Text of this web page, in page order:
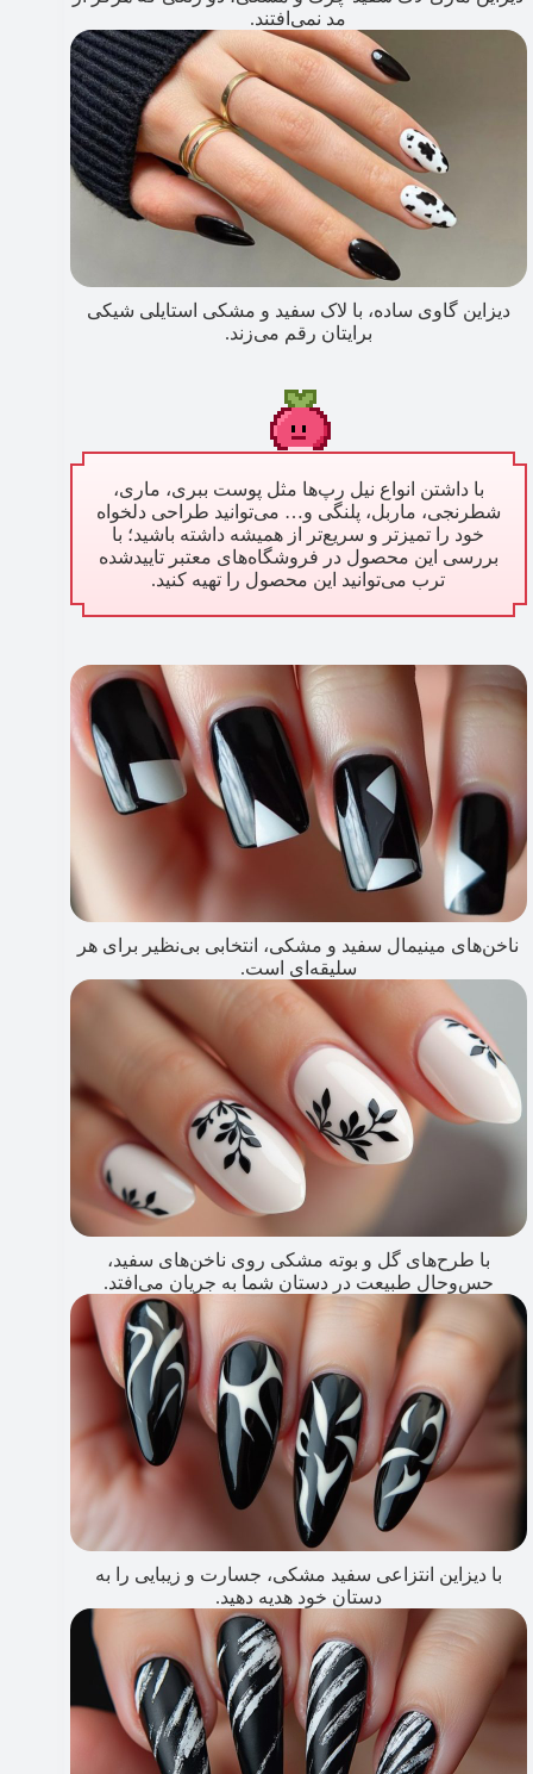
مد نمی‌افتند.
دیزاین گاوی ساده، با لاک سفید و مشکی استایلی شیکی
برایتان رقم می‌زند.
با داشتن انواع نیل رپ‌ها مثل پوست ببری، ماری،
شطرنجی، ماربل، پلنگی و… می‌توانید طراحی دلخواه
خود را تمیزتر و سریع‌تر از همیشه داشته باشید؛ با
بررسی این محصول در فروشگاه‌های معتبر تاییدشده
ترب می‌توانید این محصول را تهیه کنید.
ناخن‌های مینیمال سفید و مشکی، انتخابی بی‌نظیر برای هر
سلیقه‌ای است.
با طرح‌های گل و بوته مشکی روی ناخن‌های سفید،
حس‌وحال طبیعت در دستان شما به جریان می‌افتد.
با دیزاین انتزاعی سفید مشکی، جسارت و زیبایی را به
دستان خود هدیه دهید.